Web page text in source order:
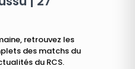
retrouvez les
des matchs du
du RCS.